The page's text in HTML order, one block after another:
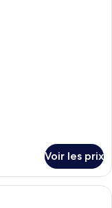
Voir les prix